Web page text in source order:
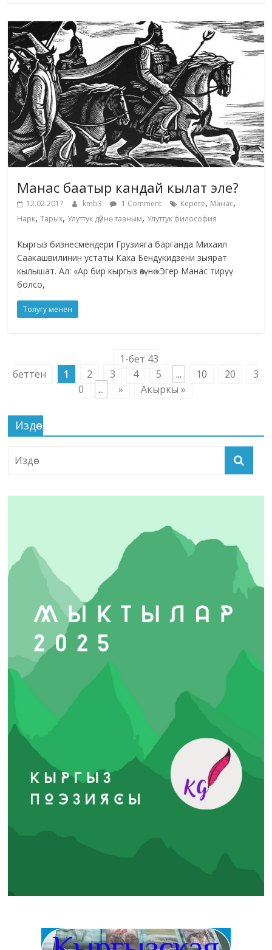
Манас баатыр кандай кылат эле?
12.02.2017 kmb3 1 Comment Кереге, Манас,
Нарк,Тарых, Улуттук дүйнө тааным, Улуттук философия
Кыргыз бизнесмендери Грузияга барганда Михаил
Саакашвилинин устаты Каха Бендукидзени зыярат
кылышат. Ал: «Ар бир кыргыз өзүнө «Эгер Манас тирүү
болсо,
Толугу менен
1-бет 43
беттен
1 2 3 4 5 ... 10 20
3
0
... » Акыркы »
Издөө